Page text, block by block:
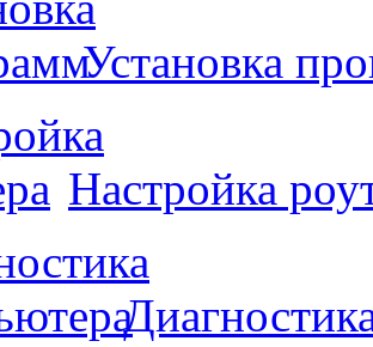
Установка
Настройка